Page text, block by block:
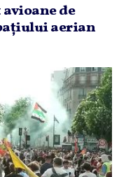
de
aerian